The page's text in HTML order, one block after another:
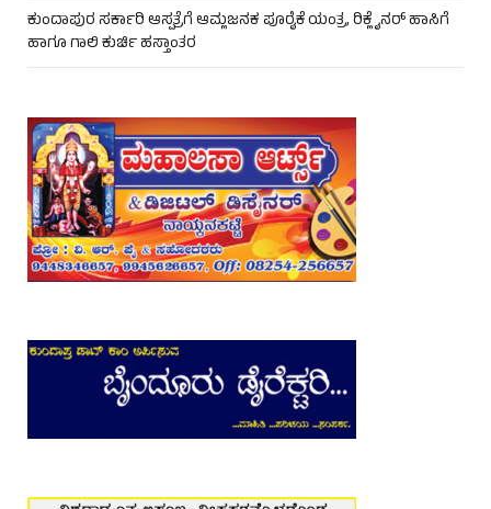
ಕುಂದಾಪುರ ಸರ್ಕಾರಿ ಆಸ್ಪತ್ರೆಗೆ ಆಮ್ಲಜನಕ ಪೂರೈಕೆ ಯಂತ್ರ, ರಿಕ್ಲೈನರ್ ಹಾಸಿಗೆ
ಹಾಗೂ ಗಾಲಿ ಕುರ್ಚಿ ಹಸ್ತಾಂತರ